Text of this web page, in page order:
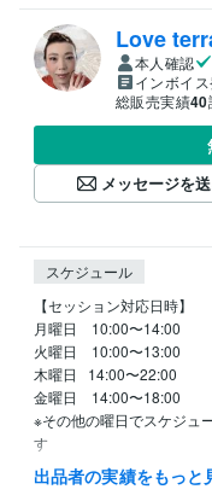
Love
本人確認
インボイ
総販売実績40
メッセージを
スケジュール
【セッション対応日時】
月曜日　10:00〜14:00
火曜日　10:00〜13:00
木曜日   14:00〜22:00
金曜日　14:00〜18:00
※その他の曜日でスケジュ
す
待機中になってない限り急
事前のご予約をお勧め致し
出品者の実績をもっと